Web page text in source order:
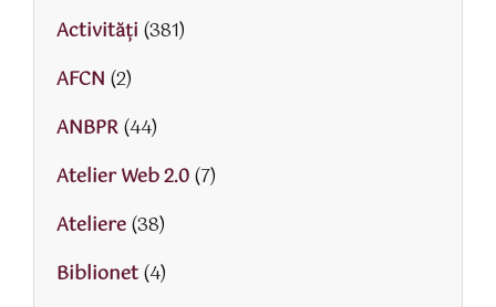
Activităţi (381)
AFCN (2)
ANBPR(44)
Atelier Web 2.0(7)
Ateliere(38)
Biblionet(4)